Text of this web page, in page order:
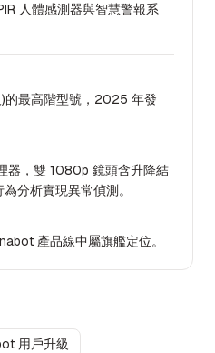
人體感測器與智慧警報系
的最高階型號，2025 年發
器，雙 1080p 鏡頭含升降結
分析實現異常偵測。
產品線中屬旗艦定位。
用戶升級